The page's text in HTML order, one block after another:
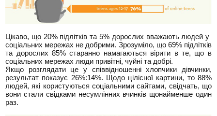
Цікаво, що 20% підлітків та 5% дорослих вважають людей у ​​
соціальних мережах не добрими. Зрозуміло, що 69% підлітків
та дорослих 85% старанно намагаються вірити в те, що в
соціальних мережах люди привітні, чуйні та добрі.
Якщо розглядати це у співвідношенні хлопчики дівчинки,
результат показує 26%:14%. Щодо цілісної картини, то 88%
людей, які користуються соціальними сайтами, свідчать, що
вони стали свідками несумлінних вчинків щонайменше один
раз.